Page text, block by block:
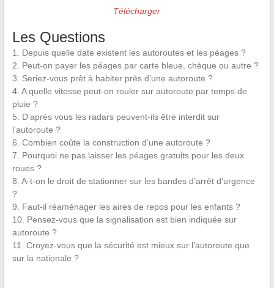
Télécharger
Les Questions
1. Depuis quelle date existent les autoroutes et les péages ?
2. Peut-on payer les péages par carte bleue, chèque ou autre ?
3. Seriez-vous prêt à habiter près d’une autoroute ?
4. A quelle vitesse peut-on rouler sur autoroute par temps de
pluie ?
5. D’après vous les radars peuvent-ils être interdit sur
l’autoroute ?
6. Combien coûte la construction d’une autoroute ?
7. Pourquoi ne pas laisser les péages gratuits pour les deux
roues ?
8. A-t-on le droit de stationner sur les bandes d’arrêt d’urgence
?
9. Faut-il réaménager les aires de repos pour les enfants ?
10. Pensez-vous que la signalisation est bien indiquée sur
autoroute ?
11. Croyez-vous que la sécurité est mieux sur l’autoroute que
sur la nationale ?